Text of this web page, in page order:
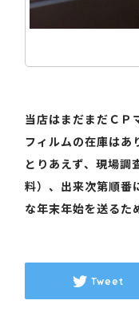
当店はまだまだＣＰ
フィルムの在庫はあ
とりあえず、現場調
料）、出来次第順番
な年末年始を送るた
Tweet